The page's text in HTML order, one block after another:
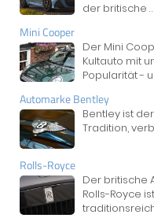
der britische ...
Mini Cooper
Der Mini
Kultauto mit
Popularität -
Automarke Bentley
Bentley ist
Tradition,
Rolls-Royce
Der britische
Rolls-Royce